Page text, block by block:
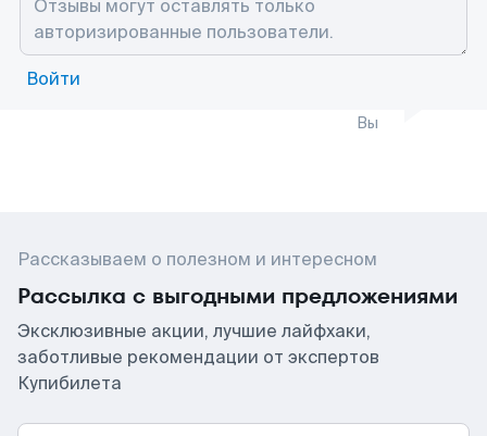
Войти
Вы
Рассказываем о полезном и интересном
Рассылка с выгодными предложениями
Эксклюзивные акции, лучшие лайфхаки,
заботливые рекомендации от экспертов
Купибилета